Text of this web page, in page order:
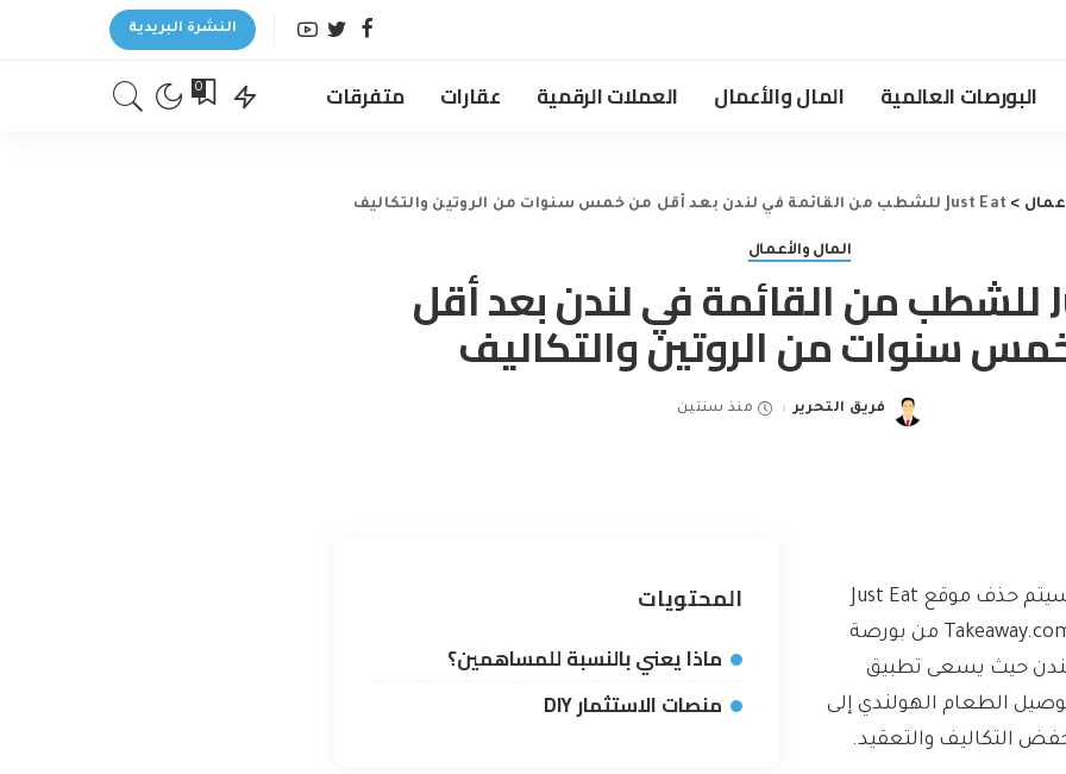
النشرة البريدية
البورصات العالمية المال والأعمال العملات الرقمية عقارات متفرقات 0
> Just Eat للشطب من القائمة في لندن بعد أقل من خمس سنوات من الروتين والتكاليف
المال والأعمال
Just Eat للشطب من القائمة في لندن بعد أقل
سنوات من الروتين والتكاليف
Posted
فريق التحرير منذ سنتين
المحتويات
ماذا يعني بالنسبة للمساهمين؟
منصات الاستثمار DIY
سيتم حذف موقع Just Eat
Takeaway.com من بورصة
حيث يسعى تطبيق
الطعام الهولندي إلى
التكاليف والتعقيد.